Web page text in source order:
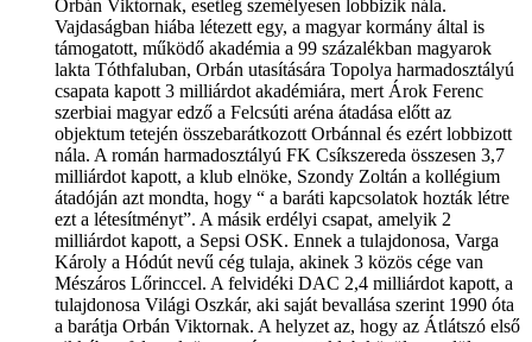
Orbán Viktornak, esetleg személyesen lobbizik nála.
Vajdaságban hiába létezett egy, a magyar kormány által is
támogatott, működő akadémia a 99 százalékban magyarok
lakta Tóthfaluban, Orbán utasítására Topolya harmadosztályú
csapata kapott 3 milliárdot akadémiára, mert Árok Ferenc
szerbiai magyar edző a Felcsúti aréna átadása előtt az
objektum tetején összebarátkozott Orbánnal és ezért lobbizott
nála. A román harmadosztályú FK Csíkszereda összesen 3,7
milliárdot kapott, a klub elnöke, Szondy Zoltán a kollégium
átadóján azt mondta, hogy “ a baráti kapcsolatok hozták létre
ezt a létesítményt”. A másik erdélyi csapat, amelyik 2
milliárdot kapott, a Sepsi OSK. Ennek a tulajdonosa, Varga
Károly a Hódút nevű cég tulaja, akinek 3 közös cége van
Mészáros Lőrinccel. A felvidéki DAC 2,4 milliárdot kapott, a
tulajdonosa Világi Oszkár, aki saját bevallása szerint 1990 óta
a barátja Orbán Viktornak. A helyzet az, hogy az Átlátszó első